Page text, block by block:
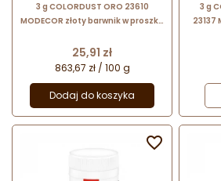
3 g COLORDUST ORO 23610
MODECOR złoty barwnik w proszku
Cena
25,91 zł
863,67 zł / 100 g
Dodaj do koszyka
3 g
23137
